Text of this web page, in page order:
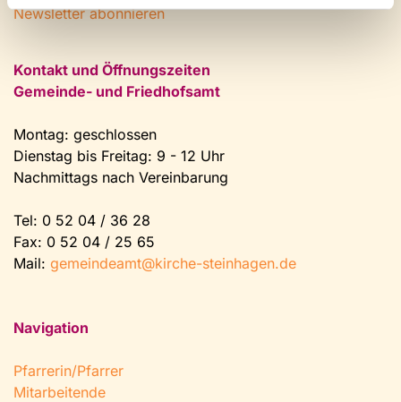
Newsletter abonnieren
Kontakt und Öffnungszeiten
Gemeinde- und Friedhofsamt
Montag: geschlossen
Dienstag bis Freitag: 9 - 12 Uhr
Nachmittags nach Vereinbarung
Tel: 0 52 04 / 36 28
Fax: 0 52 04 / 25 65
Mail: gemeindeamt@kirche-steinhagen.de
Navigation
Pfarrerin/Pfarrer
Mitarbeitende